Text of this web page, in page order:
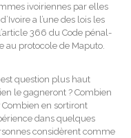
ivoiriennes par elles
a l’une des lois les
366 du Code pénal-
au protocole de Maputo.
question plus haut
le gagneront ? Combien
en sortiront
dans quelques
considèrent comme